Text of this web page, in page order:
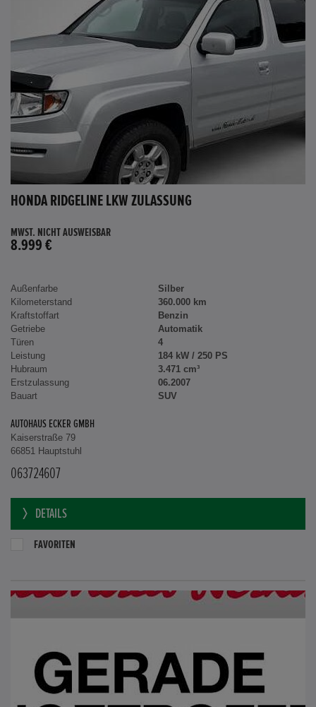
HONDA RIDGELINE LKW ZULASSUNG
MWST. NICHT AUSWEISBAR
8.999 €
Außenfarbe
Silber
Kilometerstand
360.000 km
Kraftstoffart
Benzin
Getriebe
Automatik
Türen
4
Leistung
184 kW / 250 PS
Hubraum
3.471 cm³
Erstzulassung
06.2007
Bauart
SUV
AUTOHAUS ECKER GMBH
Kaiserstraße 79
66851 Hauptstuhl
063724607
DETAILS
FAVORITEN